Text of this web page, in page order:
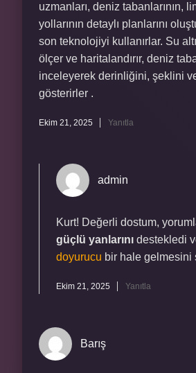
uzmanları, deniz tabanlarının,
yollarının detaylı planlarını
son teknolojiyi kullanırlar. Su
ölçer ve haritalandırır, deniz
inceleyerek derinliğini, şeklini ve
gösterirler .
Ekim 21, 2025 Yanıtla
admin
Kurt! Değerli dostum,
güçlü yanlarını destekledi
doyurucu bir hale gelmesini
Ekim 21, 2025 Yanıtla
Barış